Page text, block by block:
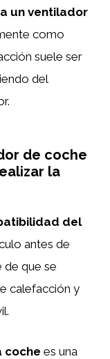
un ventilador
como
suele ser
del
de coche
la
del
antes de
de que se
calefacción y
coche es una